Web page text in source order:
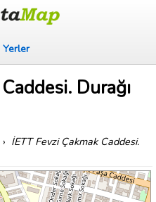
Durağı
› İETT Fevzi Çakmak Caddesi.